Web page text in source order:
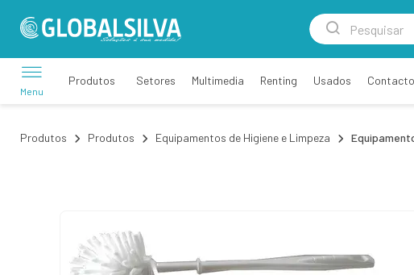
Menu
Produtos Setores Multimedia Renting Usados
Produtos Produtos Equipamentos de Higiene e Limpeza